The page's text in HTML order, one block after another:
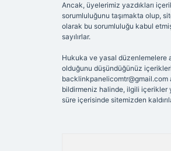
Ancak, üyelerimiz yazdıkları
sorumluluğunu taşımakta olup,
olarak bu sorumluluğu kabul
sayılırlar.
Hukuka ve yasal düzenlemelere
olduğunu düşündüğünüz
backlinkpanelicomtr@gmail.com
bildirmeniz halinde, ilgili içerikler
süre içerisinde sitemizden